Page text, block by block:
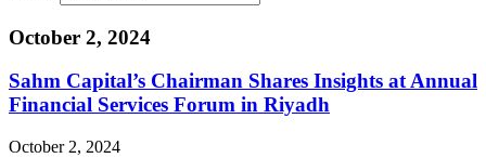
October 2, 2024
Sahm Capital’s Chairman Shares Insights at Annual
Financial Services Forum in Riyadh
October 2, 2024